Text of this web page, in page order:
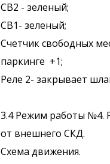
СВ2 - зеленый;
СВ1- зеленый;
Счетчик свободных
паркинге +1;
Реле 2- закрывает
3.4 Режим работы №4.
от внешнего СКД.
Схема движения.